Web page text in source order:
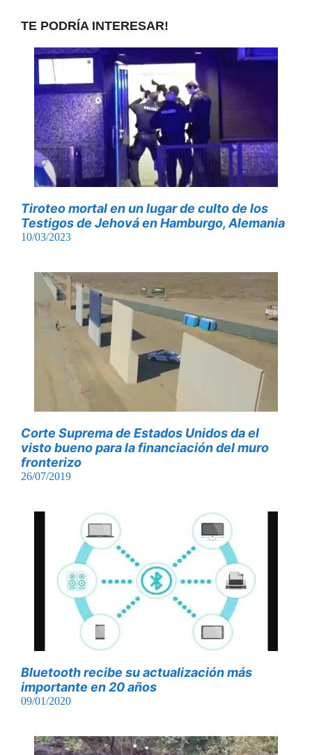
TE PODRÍA INTERESAR!
Tiroteo mortal en un lugar de culto de los
Testigos de Jehová en Hamburgo, Alemania
10/03/2023
Corte Suprema de Estados Unidos da el
visto bueno para la financiación del muro
fronterizo
26/07/2019
Bluetooth recibe su actualización más
importante en 20 años
09/01/2020